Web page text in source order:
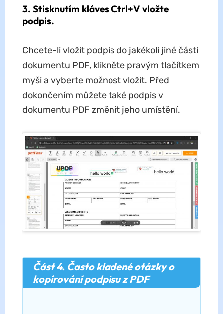
3. Stisknutím kláves Ctrl+V vložte
podpis.
Chcete-li vložit podpis do jakékoli jiné části
dokumentu PDF, klikněte pravým tlačítkem
myši a vyberte možnost vložit. Před
dokončením můžete také podpis v
dokumentu PDF změnit jeho umístění.
Část 4. Často kladené otázky o
kopírování podpisu z PDF